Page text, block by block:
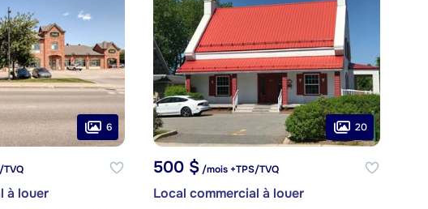
6
à louer
20
500 $/mois +TPS/TVQ
Local commercial à louer